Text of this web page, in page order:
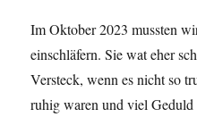
Im Oktober 2023 mussten
einschläfern. Sie wat eher
Versteck, wenn es nicht so
ruhig waren und viel